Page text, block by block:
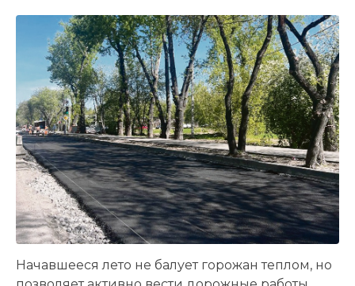
Начавшееся лето не балует горожан теплом, но